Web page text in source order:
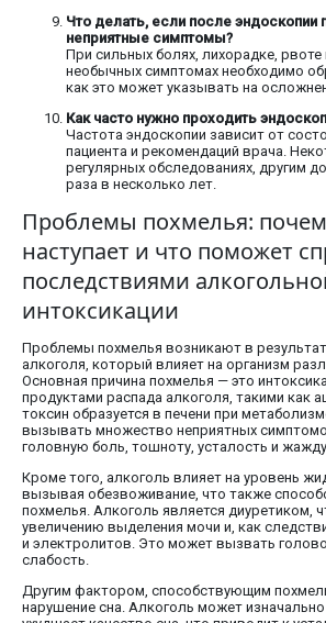
Что делать, если после эндоскопии
неприятные симптомы?
При сильных болях, лихорадке, рвоте
необычных симптомах необходимо
как это может указывать на
Как часто нужно проходить
Частота эндоскопии зависит от
пациента и рекомендаций врача.
регулярных обследованиях, другим
раза в несколько лет.
Проблемы похмелья:
наступает и что поможет
последствиями
интоксикации
Проблемы похмелья возникают в
алкоголя, который влияет на организм
Основная причина похмелья — это
продуктами распада алкоголя, такими как
токсин образуется в печени при
вызывать множество неприятных
головную боль, тошноту, усталость и жажду.
Кроме того, алкоголь влияет на уровень
вызывая обезвоживание, что также
похмелья. Алкоголь является диуретиком,
увеличению выделения мочи и, как
и электролитов. Это может вызвать
слабость.
Другим фактором, способствующим
нарушение сна. Алкоголь может